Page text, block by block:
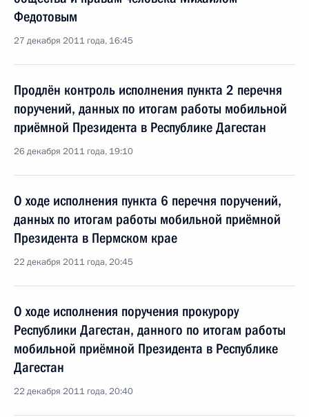
Федотовым
27 декабря 2011 года, 16:45
Продлён контроль исполнения пункта 2 перечня
поручений, данных по итогам работы мобильной
приёмной Президента в Республике Дагестан
26 декабря 2011 года, 19:10
О ходе исполнения пункта 6 перечня поручений,
данных по итогам работы мобильной приёмной
Президента в Пермском крае
22 декабря 2011 года, 20:45
О ходе исполнения поручения прокурору
Республики Дагестан, данного по итогам работы
мобильной приёмной Президента в Республике
Дагестан
22 декабря 2011 года, 20:40